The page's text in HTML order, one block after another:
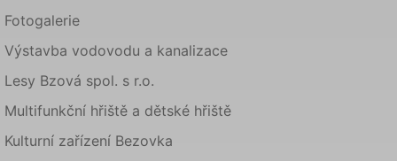
Fotogalerie
Výstavba vodovodu a kanalizace
Lesy Bzová spol. s r.o.
Multifunkční hřiště a dětské hřiště
Kulturní zařízení Bezovka